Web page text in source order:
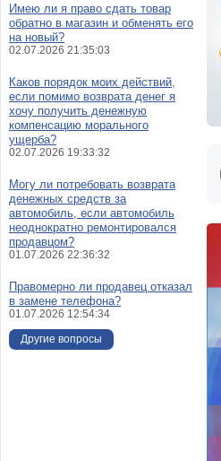
Имею ли я право сдать товар
обратно в магазин и обменять его
на новый?
02.07.2026 21:35:03
Каков порядок моих действий,
если помимо возврата денег я
хочу получить денежную
компенсацию морального
ущерба?
02.07.2026 19:33:32
Могу ли потребовать возврата
денежных средств за
автомобиль, если автомобиль
неоднократно ремонтировался
продавцом?
01.07.2026 22:36:32
Правомерно ли продавец отказал
в замене телефона?
01.07.2026 12:54:34
Другие вопросы